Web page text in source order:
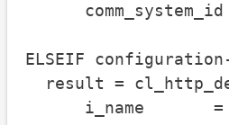
comm_system_id
ELSEIF
result =
i_name       =